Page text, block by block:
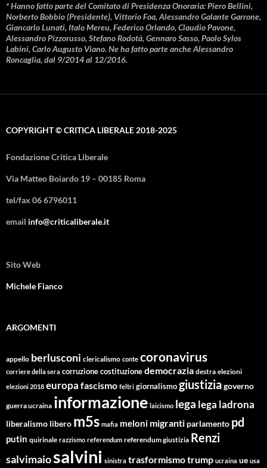
* Hanno fatto parte del Comitato di Presidenza Onoraria: Piero Bellini,
Norberto Bobbio (Presidente), Vittorio Foa, Alessandro Galante Garrone,
Giancarlo Lunati, Italo Mereu, Federico Orlando, Claudio Pavone,
Alessandro Pizzorusso, Stefano Rodotà, Gennaro Sasso, Paolo Sylos
Labini, Carlo Augusto Viano. Ne ha fatto parte anche Alessandro
Roncaglia, dal 9/2014 al 12/2016.
COPYRIGHT © CRITICA LIBERALE 2018-2025
Fondazione Critica Liberale
Via Matteo Boiardo 19 – 00185 Roma
tel/fax 06 6796011
email info@criticaliberale.it
Sito Web
Michele Fianco
ARGOMENTI
appello berlusconi clericalismo conte coronavirus
corriere della sera corruzionecostituzionedemocrazia destra elezioni
elezioni 2018 europa fascismo feltri giornalismogiustiziagoverno
guerra ucraina informazione laicismo lega lega ladrona
liberalismo libero m5s mafia meloni migranti parlamento pd
putin quirinale razzismo referendum referendum giustizia Renzi
salvimaiosalvini sinistra trasformismotrump ucraina ue usa